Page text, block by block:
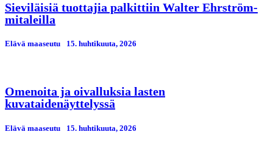
Sieviläisiä tuottajia palkittiin Walter Ehrström-
mitaleilla
Elävä maaseutu 15. huhtikuuta, 2026
Omenoita ja oivalluksia lasten
kuvataidenäyttelyssä
Elävä maaseutu 15. huhtikuuta, 2026